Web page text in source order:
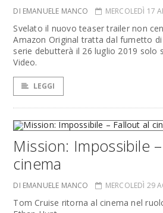
DI EMANUELE MANCO MERCOLEDÌ 17
Svelato il nuovo teaser trailer non
Amazon Original tratta dal fumetto di
serie debutterà il 26 luglio 2019 solo
Video.
LEGGI
Mission: Impossibile
cinema
DI EMANUELE MANCO MERCOLEDÌ 29
Tom Cruise ritorna al cinema nel